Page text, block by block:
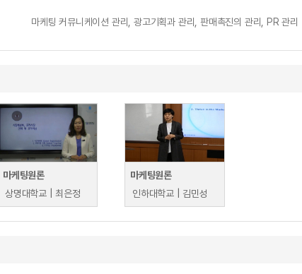
마케팅 커뮤니케이션 관리, 광고기획과 관리, 판매촉진의 관리, PR 관리
마케팅원론
상명대학교 | 최은정
마케팅원론
인하대학교 | 김민성